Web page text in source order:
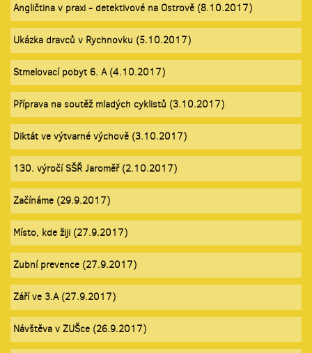
Angličtina v praxi - detektivové na Ostrově (8.10.2017)
Ukázka dravců v Rychnovku (5.10.2017)
Stmelovací pobyt 6. A (4.10.2017)
Příprava na soutěž mladých cyklistů (3.10.2017)
Diktát ve výtvarné výchově (3.10.2017)
130. výročí SŠŘ Jaroměř (2.10.2017)
Začínáme (29.9.2017)
Místo, kde žiji (27.9.2017)
Zubní prevence (27.9.2017)
Září ve 3.A (27.9.2017)
Návštěva v ZUŠce (26.9.2017)